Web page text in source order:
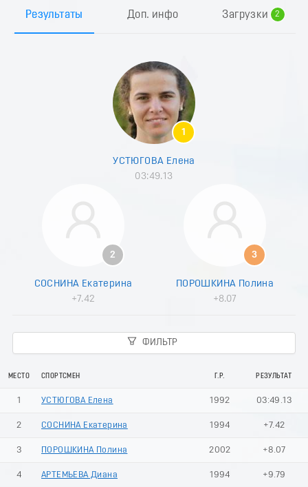
Результаты Доп. инфо Загрузки
2
5
8
1
УСТЮГОВА Елена
03:49.13
2
СОСНИНА Екатерина
+7.42
3
ПОРОШКИНА Полина
+8.07
ФИЛЬТР
МЕСТО СПОРТСМЕН Г.Р. РЕЗУЛЬТАТ
1 УСТЮГОВА Елена 1992 03:49.13
2 СОСНИНА Екатерина 1994 +7.42
3 ПОРОШКИНА Полина 2002 +8.07
4 АРТЕМЬЕВА Диана 1994 +9.79